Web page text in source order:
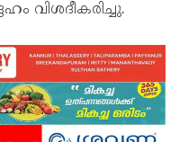
വിശദീകരിച്ചു.